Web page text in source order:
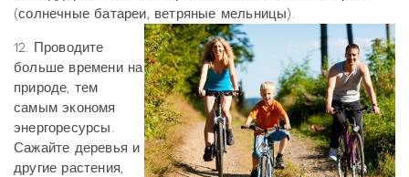
(солнечные батареи, ветряные мельницы).
12. Проводите
больше времени на
природе, тем
самым экономя
энергоресурсы.
Сажайте деревья и
другие растения,